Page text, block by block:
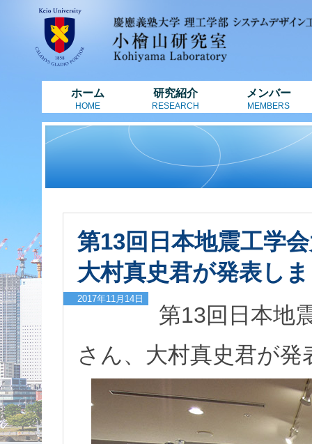
ホーム
HOME
研究紹介
RESEARCH
メンバー
MEMBERS
第13回日本地震工学
大村真史君が発表し
2017年11月14日
第13回日本地
さん、大村真史君が発